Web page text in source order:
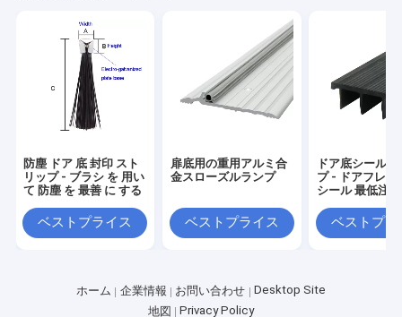
防塵 ドア 底 封印 スト
リップ - ブラシ を 用い
て 防塵 を 最善 に する
ベストプライス
扉底用の重用アルミ合
金スローズルランプ
ベストプライス
ドア底シール
プ - ドアフレー
シール 最低注文
ベストプラ
ホーム 企業情報 お問い合わせ
Desktop Site
地図
Privacy Policy